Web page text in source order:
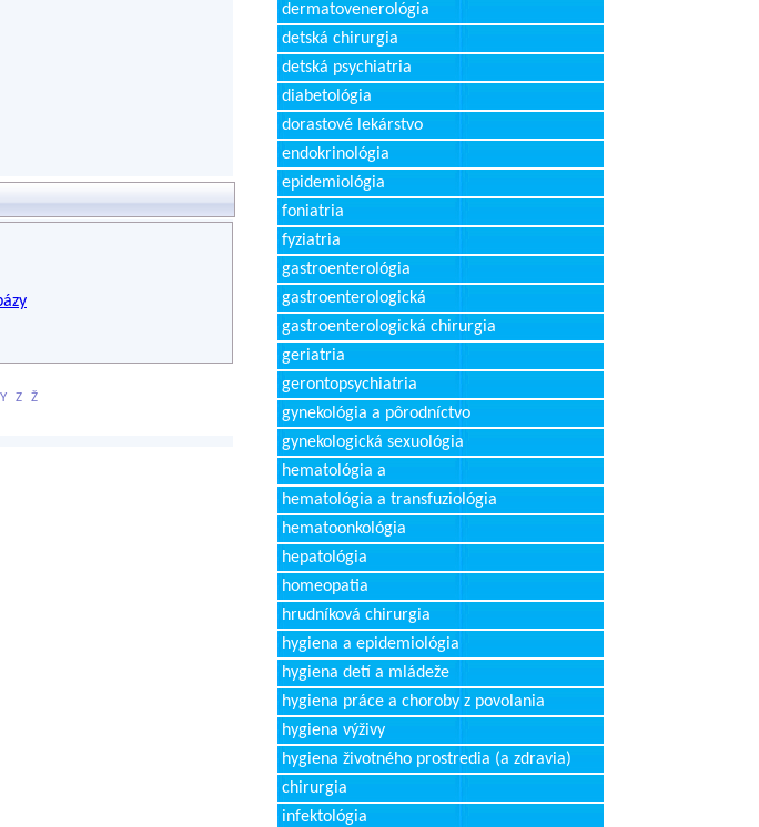
Y Z Ž
dermatovenerológia
detská chirurgia
detská psychiatria
diabetológia
dorastové lekárstvo
endokrinológia
epidemiológia
foniatria
fyziatria
gastroenterológia
gastroenterologická
gastroenterologická chirurgia
geriatria
gerontopsychiatria
gynekológia a pôrodníctvo
gynekologická sexuológia
hematológia a
hematológia a transfuziológia
hematoonkológia
hepatológia
homeopatia
hrudníková chirurgia
hygiena a epidemiológia
hygiena detí a mládeže
hygiena práce a choroby z povolania
hygiena výživy
hygiena životného prostredia (a zdravia)
chirurgia
infektológia